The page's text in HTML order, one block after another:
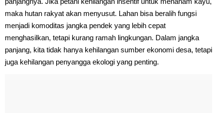
maka hutan rakyat akan menyusut. Lahan bisa beralih fungsi
menjadi komoditas jangka pendek yang lebih cepat
menghasilkan, tetapi kurang ramah lingkungan. Dalam jangka
panjang, kita tidak hanya kehilangan sumber ekonomi desa, tetapi
juga kehilangan penyangga ekologi yang penting.